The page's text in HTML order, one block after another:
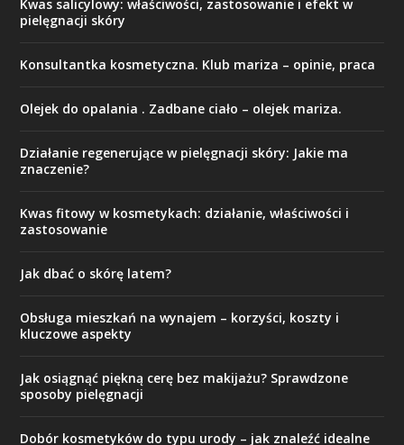
Kwas salicylowy: właściwości, zastosowanie i efekt w
pielęgnacji skóry
Konsultantka kosmetyczna. Klub mariza – opinie, praca
Olejek do opalania . Zadbane ciało – olejek mariza.
Działanie regenerujące w pielęgnacji skóry: Jakie ma
znaczenie?
Kwas fitowy w kosmetykach: działanie, właściwości i
zastosowanie
Jak dbać o skórę latem?
Obsługa mieszkań na wynajem – korzyści, koszty i
kluczowe aspekty
Jak osiągnąć piękną cerę bez makijażu? Sprawdzone
sposoby pielęgnacji
Dobór kosmetyków do typu urody – jak znaleźć idealne